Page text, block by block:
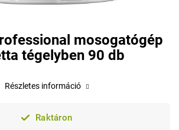
mosogatógép
tégelyben 90 db
Raktáron
Részletes információ